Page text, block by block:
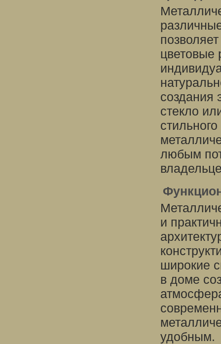
создания
стекло
любым
и
широкие
в доме
удобным.